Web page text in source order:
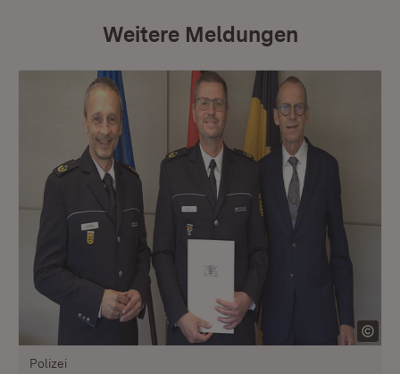
Weitere Meldungen
Polizei